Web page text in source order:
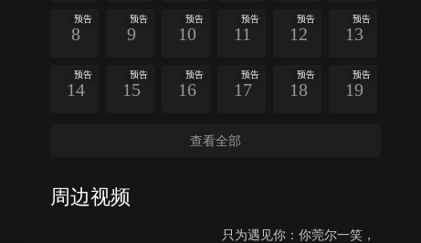
预告
8
预告
9
预告
10
预告
11
预告
12
预告
13
预告
14
预告
15
预告
16
预告
17
预告
18
预告
19
查看全部
周边视频
只为遇见你：你莞尔一笑，